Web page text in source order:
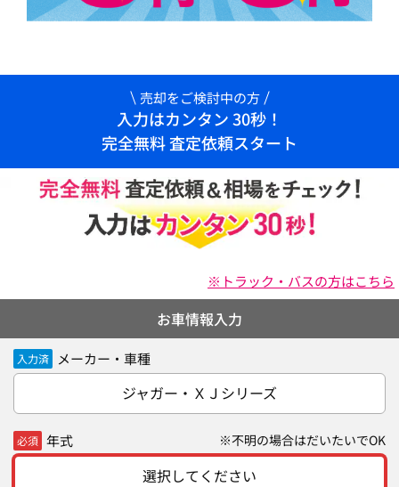
売却をご検討中の方
入力はカンタン 30秒！
完全無料 査定依頼スタート
※トラック・バスの方はこちら
お車情報入力
入力済 メーカー・車種
ジャガー・ＸＪシリーズ
必須 年式 ※不明の場合はだいたいでOK
選択してください